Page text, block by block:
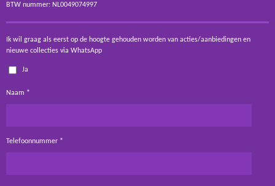
BTW nummer: NL0049074997
Ik wil graag als eerst op de hoogte gehouden worden van acties/aanbiedingen en
nieuwe collecties via WhatsApp
Ja
Naam *
Telefoonnummer *